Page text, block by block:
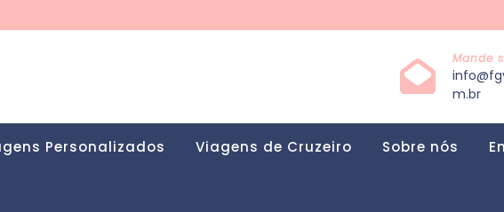
Mande
m.br
Personalizados Viagens de Cruzeiro Sobre nós